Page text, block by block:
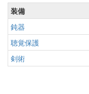
装備
鈍器
聴覚保護
剣術